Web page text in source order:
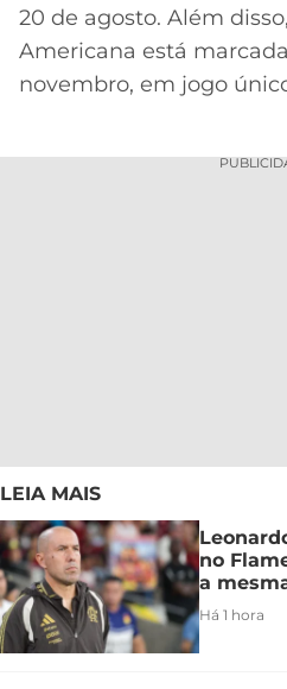
20 de agosto. Além
Americana está
novembro, em jogo
LEIA MAIS
no
a
Há 1 hora